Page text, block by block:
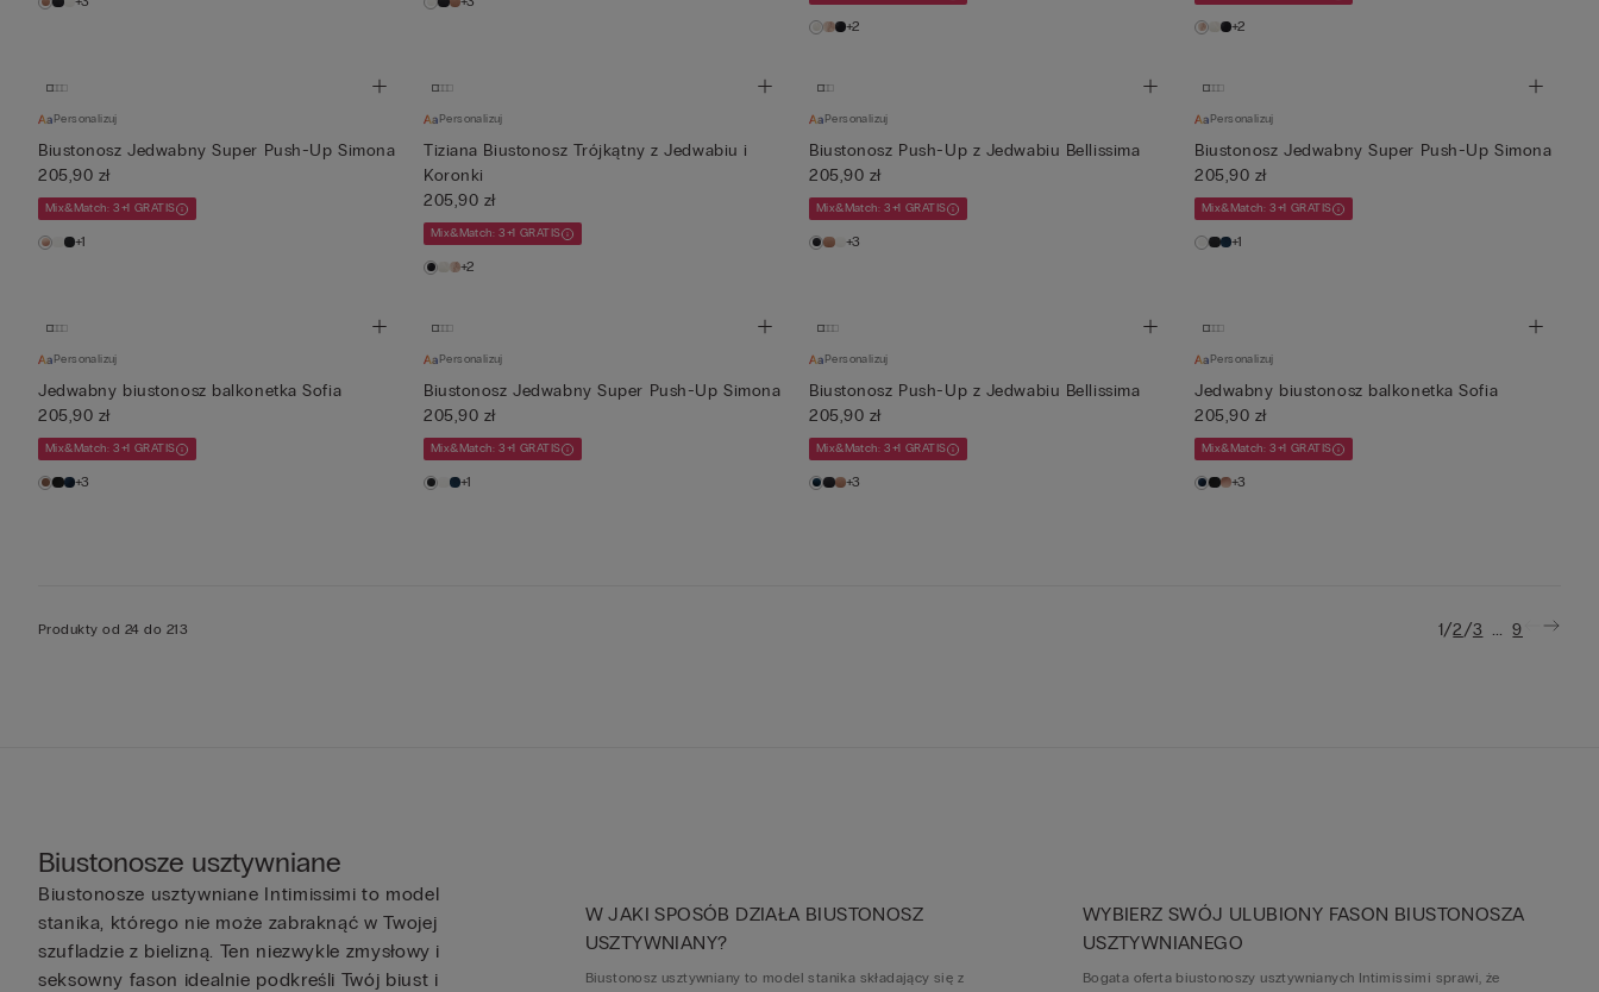
+2 +2
Personalizuj
Biustonosz Jedwabny Super Push-Up Simona
205,90 zł
Mix&Match: 3+1 GRATIS
+1
Personalizuj
Tiziana Biustonosz Trójkątny z Jedwabiu i
Koronki
205,90 zł
Mix&Match: 3+1 GRATIS
+2
Personalizuj
Biustonosz Push-Up z Jedwabiu Bellissima
205,90 zł
Mix&Match: 3+1 GRATIS
+3
Personalizuj
Biustonosz Jedwabny Super Push-Up Simona
205,90 zł
Mix&Match: 3+1 GRATIS
+1
Personalizuj
Jedwabny biustonosz balkonetka Sofia
205,90 zł
Mix&Match: 3+1 GRATIS
+3
Personalizuj
Biustonosz Jedwabny Super Push-Up Simona
205,90 zł
Mix&Match: 3+1 GRATIS
+1
Personalizuj
Biustonosz Push-Up z Jedwabiu Bellissima
205,90 zł
Mix&Match: 3+1 GRATIS
+3
Personalizuj
Jedwabny biustonosz balkonetka Sofia
205,90 zł
Mix&Match: 3+1 GRATIS
+3
Produkty od 24 do 213 1/2/3 ... 9
Biustonosze usztywniane
Biustonosze usztywniane Intimissimi to model
stanika, którego nie może zabraknąć w Twojej
szufladzie z bielizną. Ten niezwykle zmysłowy i
seksowny fason idealnie podkreśli Twój biust i
W JAKI SPOSÓB DZIAŁA BIUSTONOSZ
USZTYWNIANY?
Biustonosz usztywniany to model stanika składający się z
WYBIERZ SWÓJ ULUBIONY FASON BIUSTONOSZA
USZTYWNIANEGO
Bogata oferta biustonoszy usztywnianych Intimissimi sprawi, że